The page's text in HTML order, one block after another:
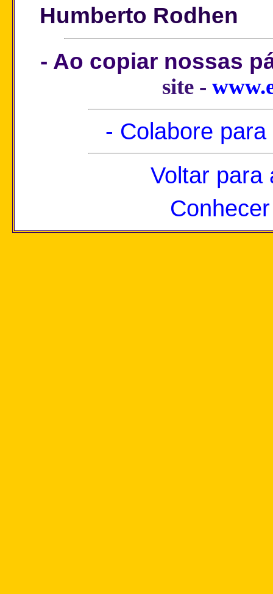
Humberto Rodhen
- Ao copiar nossas
site -
- Colabore
Voltar para